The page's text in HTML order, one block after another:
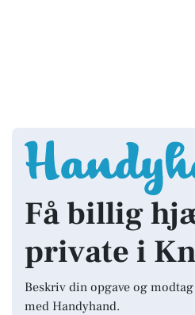
Få billig
private i
Beskriv din opgave og
med Handyhand.